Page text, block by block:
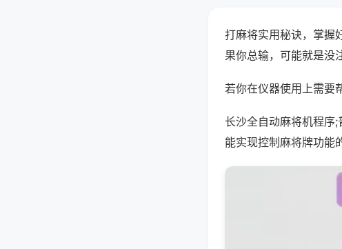
打麻将实用秘诀，掌握
果你总输，可能就是没
若你在仪器使用上需要
长沙全自动麻将机程序
能实现控制麻将牌功能